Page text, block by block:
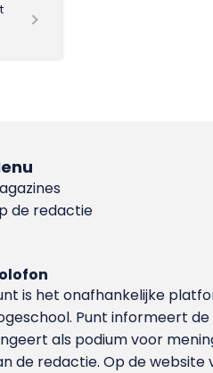
de redactie
is het onafhankelijke
Punt informeert
als podium voor
de redactie. Op de